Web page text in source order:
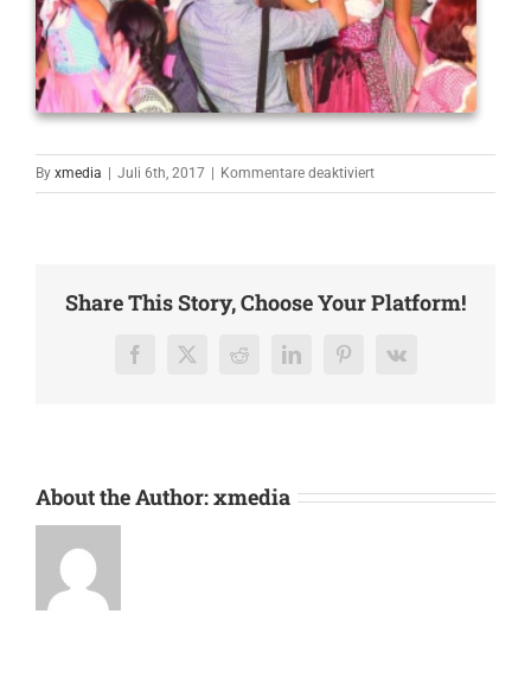
By xmedia Juli 6th, 2017 Kommentare deaktiviertfür
Oktoberfest
Share This Story, Choose Your Platform!
Facebook
X RedditLinkedInPinterest
Vk
About the Author:xmedia